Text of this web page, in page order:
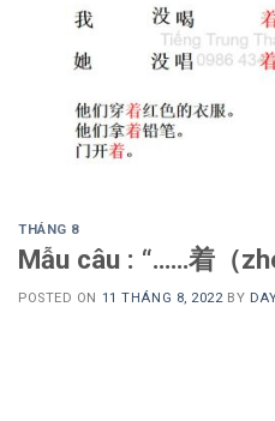
THÁNG 8
Mẫu câu : “……着（
POSTED ON 11 THÁNG 8, 2022BY